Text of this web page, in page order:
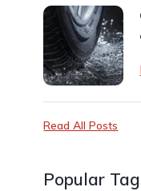
Read All Posts
Popular